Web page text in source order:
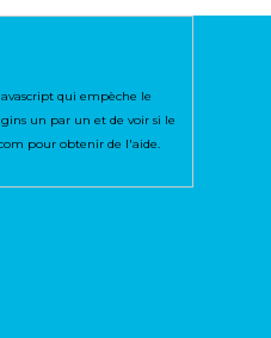
qui empèche le
un par un et de voir si le
pour obtenir de l'aide.